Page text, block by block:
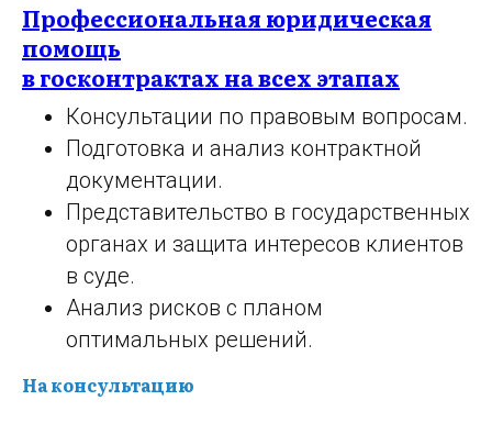
Профессиональная юридическая
помощь
в госконтрактах на всех этапах
Консультации по правовым вопросам.
Подготовка и анализ контрактной
документации.
Представительство в государственных
органах и защита интересов клиентов
в суде.
Анализ рисков с планом
оптимальных решений.
На консультацию